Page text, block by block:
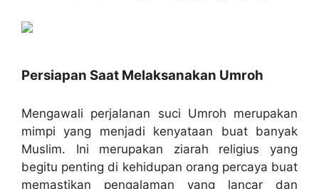
Persiapan Saat Melaksanakan Umroh
Mengawali perjalanan suci Umroh merupakan
mimpi yang menjadi kenyataan buat banyak
Muslim. Ini merupakan ziarah religius yang
begitu penting di kehidupan orang percaya buat
memastikan pengalaman yang lancar dan